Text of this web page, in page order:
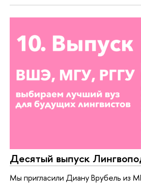
Десятый выпуск
Мы пригласили Диану Врубель из